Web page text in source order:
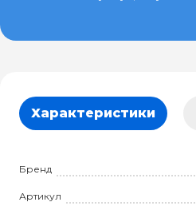
Характеристики
Бренд
Артикул